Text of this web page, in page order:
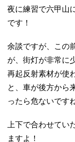
夜に練習で六甲山
です！
余談ですが、この
が、街灯が非常に
再起反射素材が使
と、車が後方から
ったら危ないです
上下で合わせてい
ますよ！